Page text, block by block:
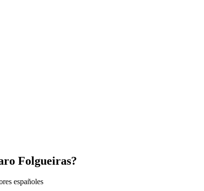
Folgueiras?
españoles